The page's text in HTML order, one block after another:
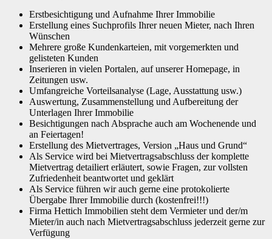
Erstbesichtigung und Aufnahme Ihrer Immobilie
Erstellung eines Suchprofils Ihrer neuen Mieter, nach Ihren
Wünschen
Mehrere große Kundenkarteien, mit vorgemerkten und
gelisteten Kunden
Inserieren in vielen Portalen, auf unserer Homepage, in
Zeitungen usw.
Umfangreiche Vorteilsanalyse (Lage, Ausstattung usw.)
Auswertung, Zusammenstellung und Aufbereitung der
Unterlagen Ihrer Immobilie
Besichtigungen nach Absprache auch am Wochenende und
an Feiertagen!
Erstellung des Mietvertrages, Version „Haus und Grund“
Als Service wird bei Mietvertragsabschluss der komplette
Mietvertrag detailiert erläutert, sowie Fragen, zur vollsten
Zufriedenheit beantwortet und geklärt
Als Service führen wir auch gerne eine protokolierte
Übergabe Ihrer Immobilie durch (kostenfrei!!!)
Firma Hettich Immobilien steht dem Vermieter und der/m
Mieter/in auch nach Mietvertragsabschluss jederzeit gerne zur
Verfügung